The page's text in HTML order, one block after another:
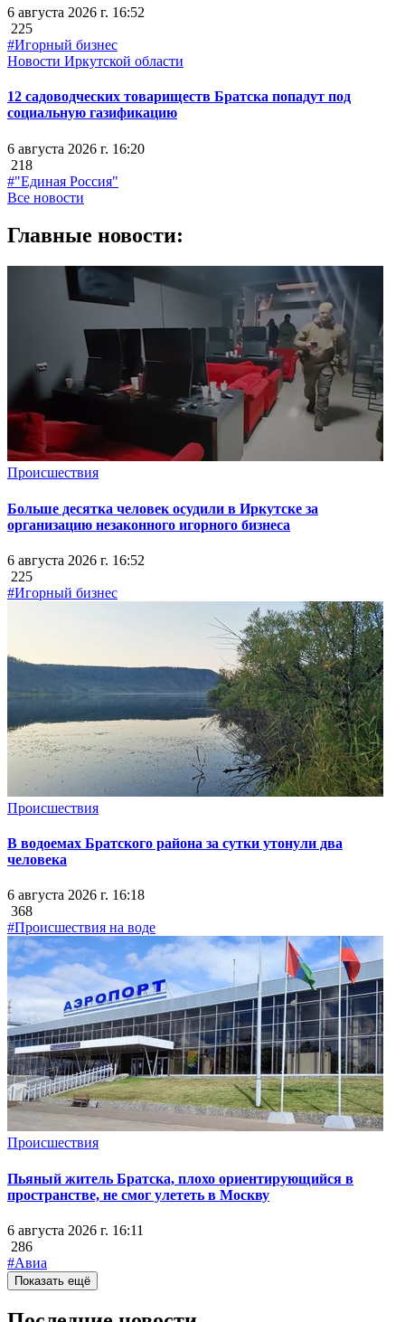
6 августа 2026 г. 16:52
225
#Игорный бизнес
Новости Иркутской области
12 садоводческих товариществ Братска попадут под
социальную газификацию
6 августа 2026 г. 16:20
218
#"Единая Россия"
Все новости
Главные новости:
Происшествия
Больше десятка человек осудили в Иркутске за
организацию незаконного игорного бизнеса
6 августа 2026 г. 16:52
225
#Игорный бизнес
Происшествия
В водоемах Братского района за сутки утонули два
человека
6 августа 2026 г. 16:18
368
#Происшествия на воде
Происшествия
Пьяный житель Братска, плохо ориентирующийся в
пространстве, не смог улететь в Москву
6 августа 2026 г. 16:11
286
#Авиа
Показать ещё